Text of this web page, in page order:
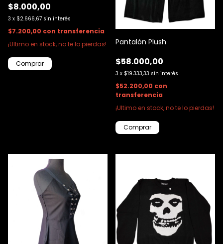
$8.000,00
3 x $2.666,67 sin interés
$7.200,00 con transferencia
¡Ultimo en stock, no te lo pierdas!
Comprar
Pantalón Plush
$58.000,00
3 x $19.333,33 sin interés
$52.200,00 con
transferencia
¡Ultimo en stock, no te lo pierdas!
Comprar